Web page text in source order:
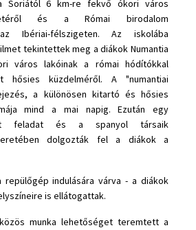
6 km-re fekvő ókori város
és a Római birodalom
Ibériai-félszigeten. Az iskolába
tekintettek meg a diákok Numantia
város lakóinak a római hódítókkal
hősies küzdelméről. A "numantiai
a különösen kitartó és hősies
mind a mai napig. Ezután egy
feladat és a spanyol társaik
dolgozták fel a diákok a
indulására várva - a diákok
is ellátogattak.
munka lehetőséget teremtett a